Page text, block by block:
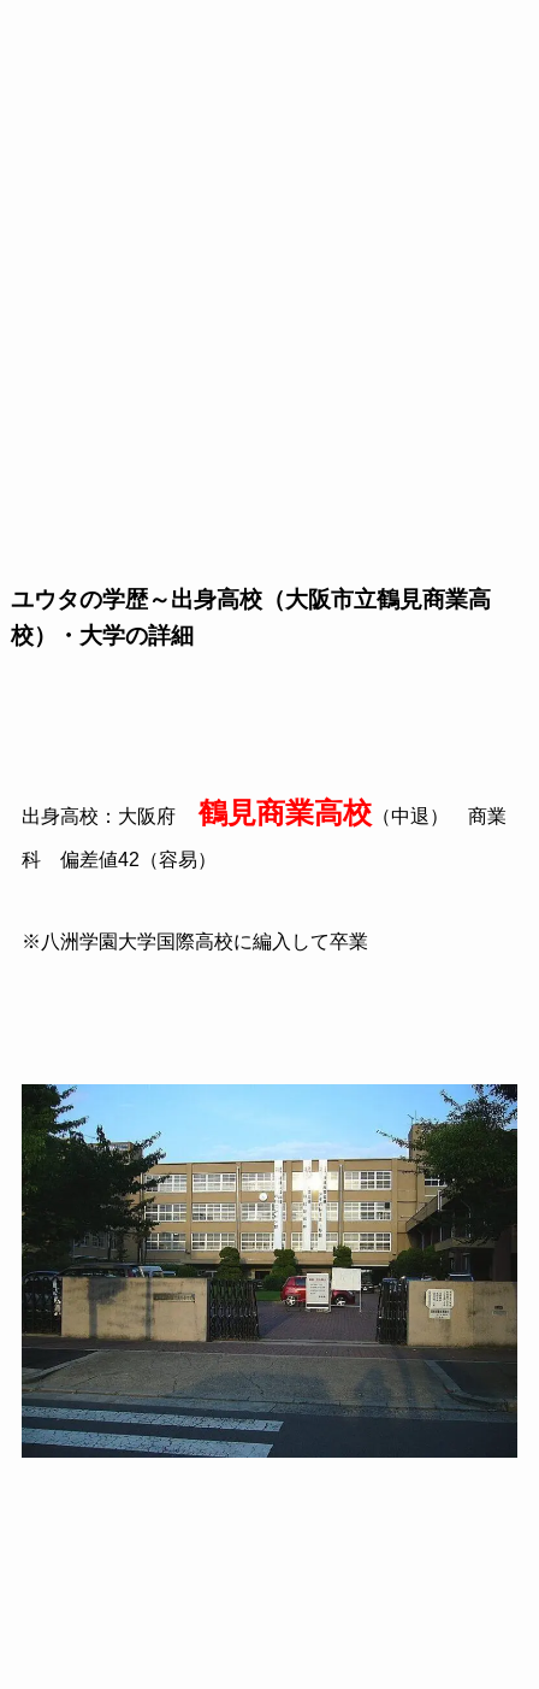
ユウタの学歴～出身高校（大阪市立鶴見商業高
校）・大学の詳細
出身高校：大阪府 鶴見商業高校（中退） 商業
科 偏差値42（容易）
※八洲学園大学国際高校に編入して卒業